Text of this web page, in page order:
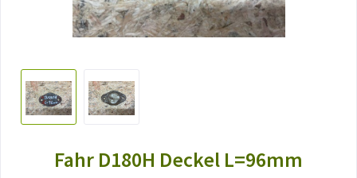
Fahr D180H Deckel L=96mm